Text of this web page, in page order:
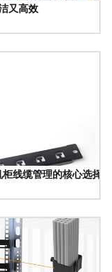
又高效
线缆管理的核心选择